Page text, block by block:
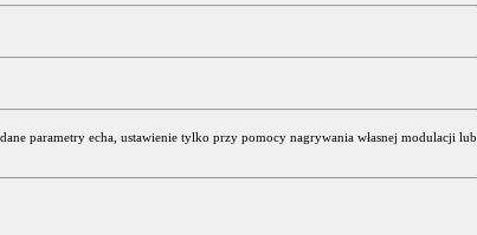
parametry echa, ustawienie tylko przy pomocy nagrywania własnej modulacji lub